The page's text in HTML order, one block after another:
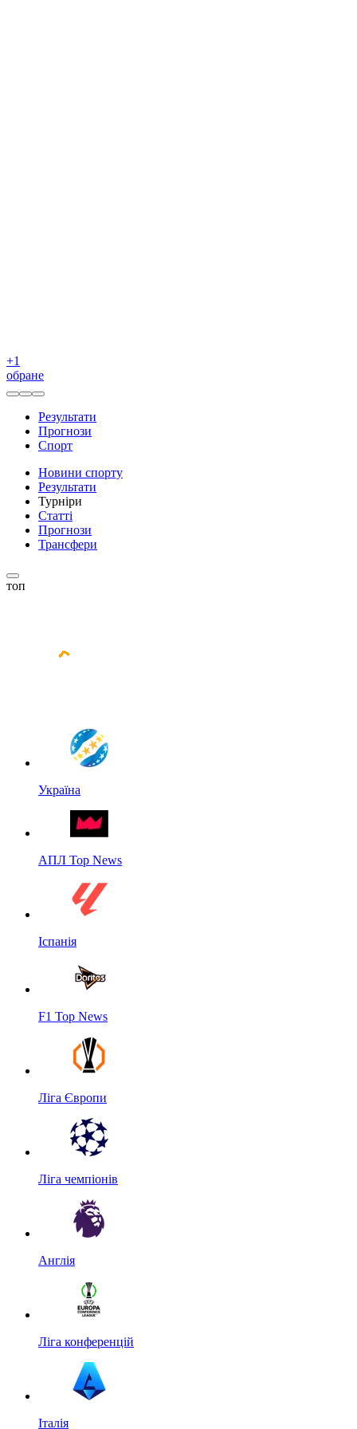
+1
обране
Результати
Прогнози
Спорт
Новини спорту
Результати
Турніри
Статті
Прогнози
Трансфери
топ
Україна
АПЛ Top News
Іспанія
F1 Top News
Ліга Європи
Ліга чемпіонів
Англія
Ліга конференцій
Італія